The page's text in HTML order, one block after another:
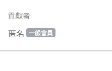
貢獻者:
匿名 一般會員